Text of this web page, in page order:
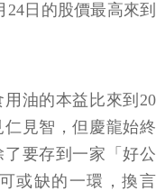
24日的股價最高來到
油的本益比來到20
見智，但慶龍始終
要存到一家「好公
或缺的一環，換言